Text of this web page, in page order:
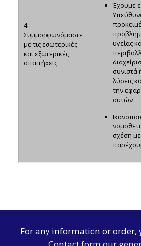
4.
Συμμορφωνόμαστε
με τις εσωτερικές
και εξωτερικές
απαιτήσεις
Έχουμε
υγείας
συνιστά
λύσεις
την
αυτών
σχέση
For any information or order,
Contact form our